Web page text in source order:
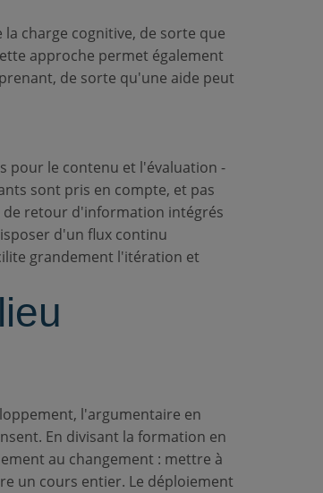
charge cognitive, de sorte que
approche permet également
de sorte qu'une aide peut
pour le contenu et l'évaluation -
sont pris en compte, et pas
de retour d'information intégrés
d'un flux continu
grandement l'itération et
l'argumentaire en
En divisant la formation en
au changement : mettre à
un cours entier. Le déploiement